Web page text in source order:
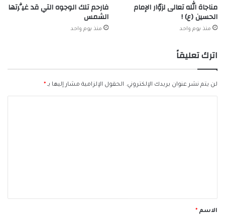
مناجاة الله تعالى لزوّار الإمام
الحسين (ع) !
منذ يوم واحد
فارحم تلك الوجوه التي قد غيَّرتها
الشمس
منذ يوم واحد
اترك تعليقاً
لن يتم نشر عنوان بريدك الإلكتروني. الحقول الإلزامية مشار إليها بـ *
*الاسم *